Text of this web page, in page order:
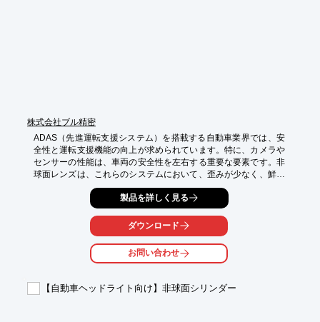
株式会社ブル精密
ADAS（先進運転支援システム）を搭載する自動車業界では、安
全性と運転支援機能の向上が求められています。特に、カメラや
センサーの性能は、車両の安全性を左右する重要な要素です。非
球面レンズは、これらのシステムにおいて、歪みが少なく、鮮明
な画像を提供するために不可欠です。当社では、ADASシステム
の性能を最大限に引き出す非球面レンズを提供します。
【活用シーン】
・自動ブレーキシステム
・車線逸脱警報システム
・アダプティブクルーズコントロール
・鮮明な画像による高い認識精度
製品を詳しく見る
ダウンロード
お問い合わせ
【自動車ヘッドライト向け】非球面シリンダー